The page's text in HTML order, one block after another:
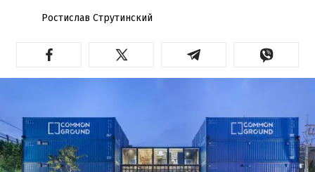
Ростислав Струтинский